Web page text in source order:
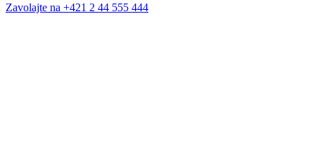
Zavolajte na +421 2 44 555 444